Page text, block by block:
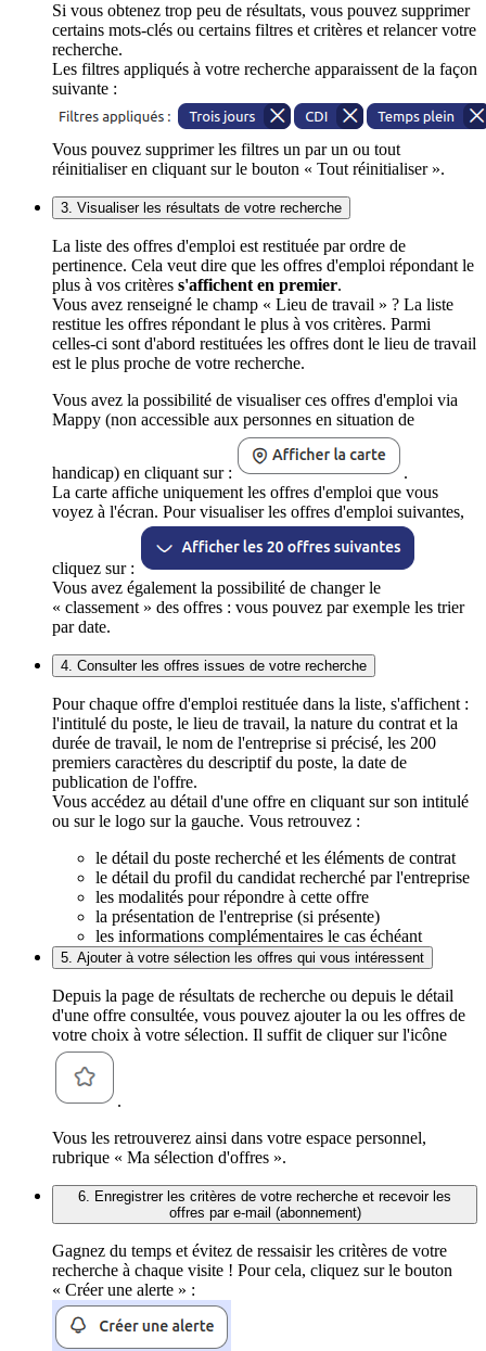
Si vous obtenez trop peu de résultats, vous pouvez supprimer
certains mots-clés ou certains filtres et critères et relancer votre
recherche.
Les filtres appliqués à votre recherche apparaissent de la façon
suivante :
Vous pouvez supprimer les filtres un par un ou tout
réinitialiser en cliquant sur le bouton « Tout réinitialiser ».
3. Visualiser les résultats de votre recherche
La liste des offres d'emploi est restituée par ordre de
pertinence. Cela veut dire que les offres d'emploi répondant le
plus à vos critères s'affichent en premier.
Vous avez renseigné le champ « Lieu de travail » ? La liste
restitue les offres répondant le plus à vos critères. Parmi
celles-ci sont d'abord restituées les offres dont le lieu de travail
est le plus proche de votre recherche.
Vous avez la possibilité de visualiser ces offres d'emploi via
Mappy (non accessible aux personnes en situation de
handicap) en cliquant sur :
.
La carte affiche uniquement les offres d'emploi que vous
voyez à l'écran. Pour visualiser les offres d'emploi suivantes,
cliquez sur :
Vous avez également la possibilité de changer le
« classement » des offres : vous pouvez par exemple les trier
par date.
4. Consulter les offres issues de votre recherche
Pour chaque offre d'emploi restituée dans la liste, s'affichent :
l'intitulé du poste, le lieu de travail, la nature du contrat et la
durée de travail, le nom de l'entreprise si précisé, les 200
premiers caractères du descriptif du poste, la date de
publication de l'offre.
Vous accédez au détail d'une offre en cliquant sur son intitulé
ou sur le logo sur la gauche. Vous retrouvez :
le détail du poste recherché et les éléments de contrat
le détail du profil du candidat recherché par l'entreprise
les modalités pour répondre à cette offre
la présentation de l'entreprise (si présente)
les informations complémentaires le cas échéant
5. Ajouter à votre sélection les offres qui vous intéressent
Depuis la page de résultats de recherche ou depuis le détail
d'une offre consultée, vous pouvez ajouter la ou les offres de
votre choix à votre sélection. Il suffit de cliquer sur l'icône
.
Vous les retrouverez ainsi dans votre espace personnel,
rubrique « Ma sélection d'offres ».
6. Enregistrer les critères de votre recherche et recevoir les
offres par e-mail (abonnement)
Gagnez du temps et évitez de ressaisir les critères de votre
recherche à chaque visite ! Pour cela, cliquez sur le bouton
« Créer une alerte » :